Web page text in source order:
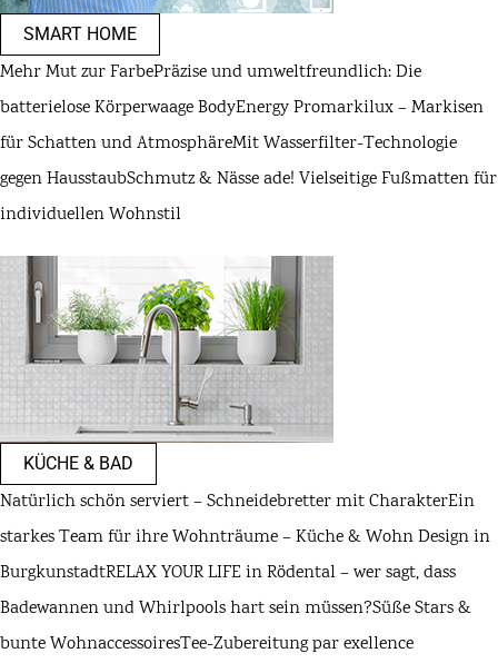
SMART HOME
Mehr Mut zur FarbePräzise und umweltfreundlich: Die
batterielose Körperwaage BodyEnergy Promarkilux – Markisen
für Schatten und AtmosphäreMit Wasserfilter-Technologie
gegen HausstaubSchmutz & Nässe ade! Vielseitige Fußmatten für
individuellen Wohnstil
KÜCHE & BAD
Natürlich schön serviert – Schneidebretter mit CharakterEin
starkes Team für ihre Wohnträume – Küche & Wohn Design in
BurgkunstadtRELAX YOUR LIFE in Rödental – wer sagt, dass
Badewannen und Whirlpools hart sein müssen?Süße Stars &
bunte WohnaccessoiresTee-Zubereitung par exellence